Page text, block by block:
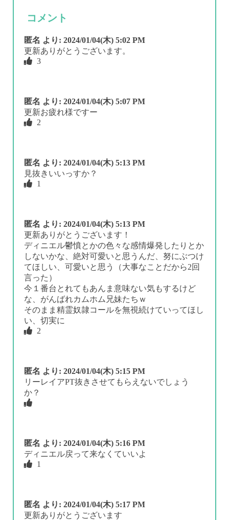
コメント
匿名 より: 2024/01/04(木) 5:02 PM
更新ありがとうございます。
3
匿名 より: 2024/01/04(木) 5:07 PM
更新お疲れ様ですー
2
匿名 より: 2024/01/04(木) 5:13 PM
見抜きいいっすか？
1
匿名 より: 2024/01/04(木) 5:13 PM
更新ありがとうございます！
ディニエル鬱憤とかの色々な感情爆発したりとか
しないかな、絶対可愛いと思うんだ、努にぶつけ
てほしい、可愛いと思う（大事なことだから2回
言った）
今１番台とれてもあんま意味ない気もするけど
な、がんばれカムホム兄妹たちｗ
そのまま精霊奴隷コールを無視続けていってほし
い、切実に
2
匿名 より: 2024/01/04(木) 5:15 PM
リーレイアPT抜きさせてもらえないでしょう
か？
匿名 より: 2024/01/04(木) 5:16 PM
ディニエル戻って来なくていいよ
1
匿名 より: 2024/01/04(木) 5:17 PM
更新ありがとうございます